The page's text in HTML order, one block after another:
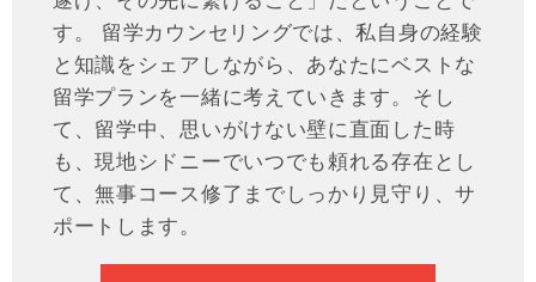
す。 留学カウンセリングでは、私自身の経験
と知識をシェアしながら、あなたにベストな
留学プランを一緒に考えていきます。そし
て、留学中、思いがけない壁に直面した時
も、現地シドニーでいつでも頼れる存在とし
て、無事コース修了までしっかり見守り、サ
ポートします。